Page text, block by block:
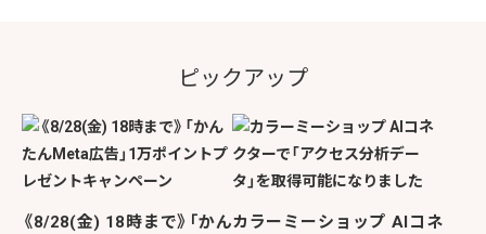
ピックアップ
《8/28(金) 18時まで》「かんカラーミーショップ AIコネ